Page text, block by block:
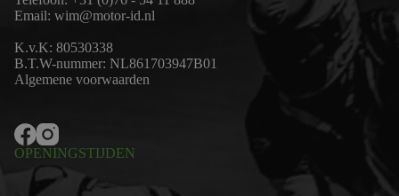
Email: wim@motor-id.nl
K.v.K: 80530338
B.T.W-nummer: NL861703947B01
Algemene voorwaarden
OPENINGSTIJDEN